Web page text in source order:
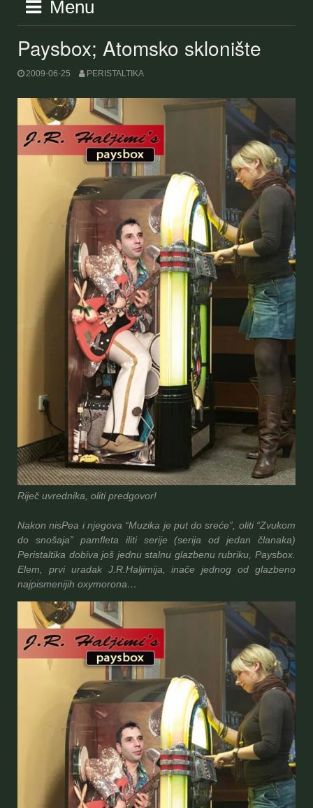
Menu
Paysbox; Atomsko sklonište
2009-06-25 PERISTALTIKA
Riječ uvrednika, oliti predgovor!
Nakon nisPea i njegova “Muzika je put do sreće”, oliti “Zvukom
do snošaja” pamfleta iliti serije (serija od jedan članaka)
Peristaltika dobiva još jednu stalnu glazbenu rubriku, Paysbox.
Elem, prvi uradak J.R.Haljimija, inače jednog od glazbeno
najpismenijih oxymorona…